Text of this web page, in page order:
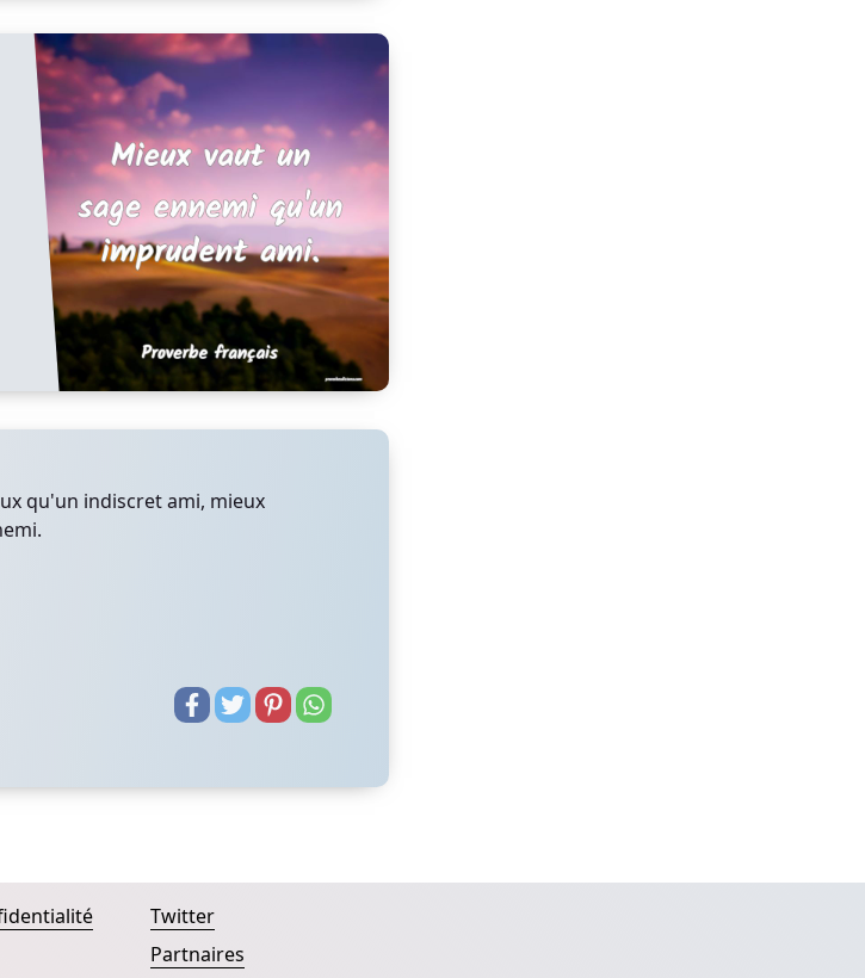
qu'un indiscret ami, mieux
Twitter
Partnaires